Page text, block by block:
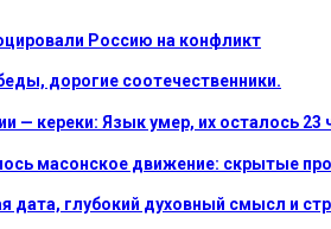
Россию на конфликт
дорогие соотечественники.
кереки: Язык умер, их осталось 23
масонское движение: скрытые
дата, глубокий духовный смысл и